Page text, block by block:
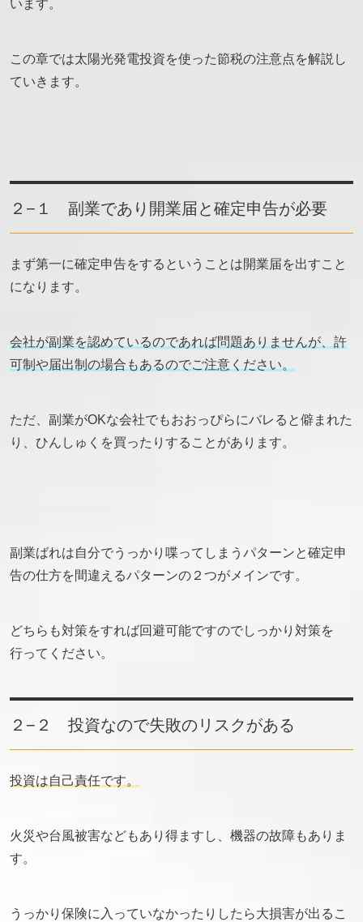
います。
この章では太陽光発電投資を使った節税の注意点を解説し
ていきます。
２−１ 副業であり開業届と確定申告が必要
まず第一に確定申告をするということは開業届を出すこと
になります。
会社が副業を認めているのであれば問題ありませんが、許
可制や届出制の場合もあるのでご注意ください。
ただ、副業がOKな会社でもおおっぴらにバレると僻まれた
り、ひんしゅくを買ったりすることがあります。
副業ばれは自分でうっかり喋ってしまうパターンと確定申
告の仕方を間違えるパターンの２つがメインです。
どちらも対策をすれば回避可能ですのでしっかり対策を
行ってください。
２−２ 投資なので失敗のリスクがある
投資は自己責任です。
火災や台風被害などもあり得ますし、機器の故障もありま
す。
うっかり保険に入っていなかったりしたら大損害が出るこ